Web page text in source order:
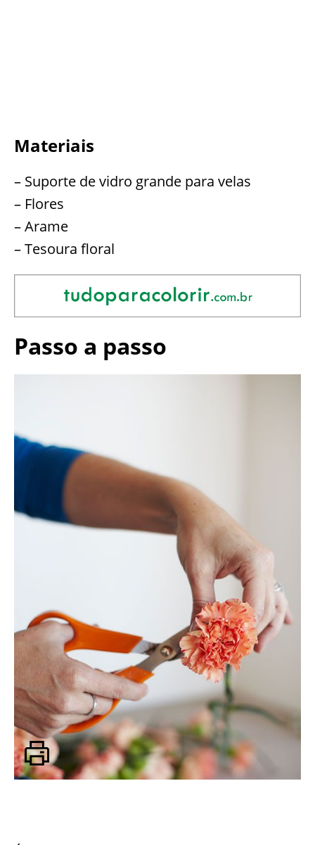
Materiais
– Suporte de vidro grande para velas
– Flores
– Arame
– Tesoura floral
Passo a passo